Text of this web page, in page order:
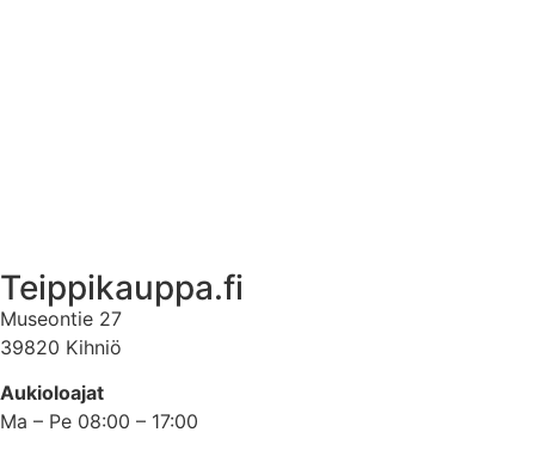
Teippikauppa.fi
Museontie 27
39820 Kihniö
Aukioloajat
Ma – Pe 08:00 – 17:00